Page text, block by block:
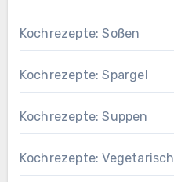
Kochrezepte: Soßen
Kochrezepte: Spargel
Kochrezepte: Suppen
Kochrezepte: Vegetarisch